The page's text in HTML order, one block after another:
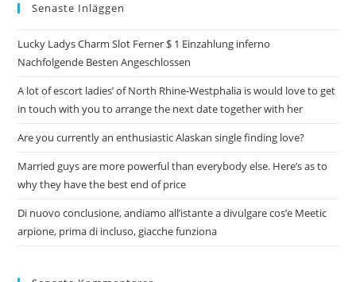
Senaste Inläggen
Lucky Ladys Charm Slot Ferner $ 1 Einzahlung inferno
Nachfolgende Besten Angeschlossen
A lot of escort ladies’ of North Rhine-Westphalia is would love to get
in touch with you to arrange the next date together with her
Are you currently an enthusiastic Alaskan single finding love?
Married guys are more powerful than everybody else. Here’s as to
why they have the best end of price
Di nuovo conclusione, andiamo all’istante a divulgare cos’e Meetic
arpione, prima di incluso, giacche funziona